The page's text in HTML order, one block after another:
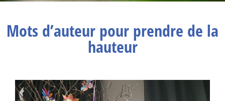
Mots d’auteur pour prendre de la
hauteur